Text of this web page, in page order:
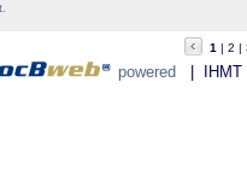
1 2
powered | IHMT -